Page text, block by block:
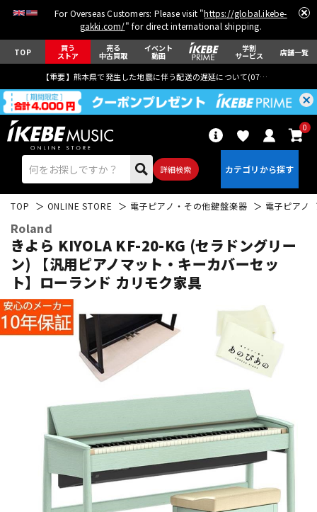
For Overseas Customers: Please visit "https://global.ikebe-
gakki.com/" for direct international shipping.
TOP 買う
ストア
売る
中古買取
イベント
動画
学割
サービス 店舗一覧
【重要】熊本県で発生した地震に伴う配送の遅延について(07月29日
詳細検索
0
エレキギター
ベース ウクレレ
パーカッション
キーボード 電子ピアノ
管楽器 その他楽器
TOP ONLINE STORE 電子ピアノ・その他鍵盤楽器 電子ピアノ
Roland
きよら KIYOLA KF-20-KG (セラドングリー
ン) 【汎用ピアノマット・キーカバーセッ
ト】ローランド カリモク家具